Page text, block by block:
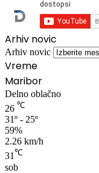
Arhiv novic
Arhiv novic
Vreme
Maribor
Delno oblačno
26 ℃
31º - 25º
59%
2.26 km/h
31℃
sob